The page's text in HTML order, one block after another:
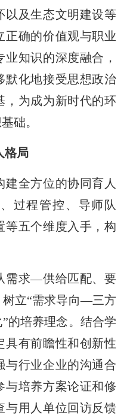
以及生态文明建设等
正确的价值观与职业
知识的深度融合，
默化地接受思想政治
，为成为新时代的环
础。
格局
全方位的协同育人
过程管控、导师队
等五个维度入手，构
需求—供给匹配、要
立“需求导向—三方
的培养理念。结合学
具有前瞻性和创新性
与行业企业的沟通合
与培养方案论证和修
与用人单位回访反馈